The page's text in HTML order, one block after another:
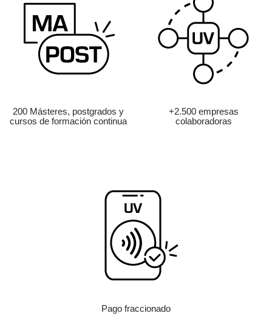
200 Másteres, postgrados y
cursos de formación continua
+2.500 empresas
colaboradoras
Pago fraccionado